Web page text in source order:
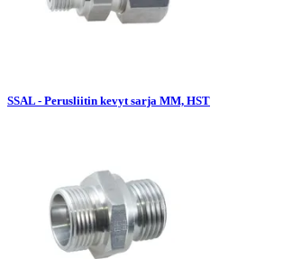
SSAL - Perusliitin kevyt sarja MM, HST